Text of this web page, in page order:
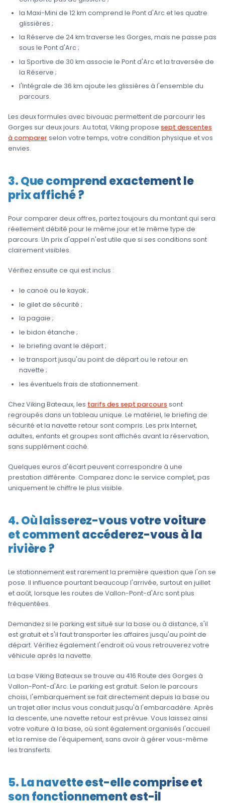
la Maxi-Mini de 12 km comprend le Pont d'Arc et les quatre
glissières ;
la Réserve de 24 km traverse les Gorges, mais ne passe pas
sous le Pont d'Arc ;
la Sportive de 30 km associe le Pont d'Arc et la traversée de
la Réserve ;
l'Intégrale de 36 km ajoute les glissières à l'ensemble du
parcours.
Les deux formules avec bivouac permettent de parcourir les
Gorges sur deux jours. Au total, Viking propose sept descentes
à comparerselon votre temps, votre condition physique et vos
envies.
3. Que comprend exactement le
prix affiché ?
Pour comparer deux offres, partez toujours du montant qui sera
réellement débité pour le même jour et le même type de
parcours. Un prix d'appel n'est utile que si ses conditions sont
clairement visibles.
Vérifiez ensuite ce qui est inclus :
le canoë ou le kayak ;
le gilet de sécurité ;
la pagaie ;
le bidon étanche ;
le briefing avant le départ ;
le transport jusqu'au point de départ ou le retour en
navette ;
les éventuels frais de stationnement.
Chez Viking Bateaux, les tarifs des sept parcours sont
regroupés dans un tableau unique. Le matériel, le briefing de
sécurité et la navette retour sont compris. Les prix Internet,
adultes, enfants et groupes sont affichés avant la réservation,
sans supplément caché.
Quelques euros d'écart peuvent correspondre à une
prestation différente. Comparez donc le service complet, pas
uniquement le chiffre le plus visible.
4. Où laisserez-vous votre voiture
et comment accéderez-vous à la
rivière ?
Le stationnement est rarement la première question que l'on se
pose. Il influence pourtant beaucoup l'arrivée, surtout en juillet
et août, lorsque les routes de Vallon-Pont-d'Arc sont plus
fréquentées.
Demandez si le parking est situé sur la base ou à distance, s'il
est gratuit et s'il faut transporter les affaires jusqu'au point de
départ. Vérifiez également l'endroit où vous retrouverez votre
véhicule après la navette.
La base Viking Bateaux se trouve au 416 Route des Gorges à
Vallon-Pont-d'Arc. Le parking est gratuit. Selon le parcours
choisi, l'embarquement se fait directement depuis la base ou
un trajet aller inclus vous conduit jusqu'à l'embarcadère. Après
la descente, une navette retour est prévue. Vous laissez ainsi
votre voiture à la base, où sont également organisés l'accueil
et la remise de l'équipement, sans avoir à gérer vous-même
les transferts.
5. La navette est-elle comprise et
son fonctionnement est-il